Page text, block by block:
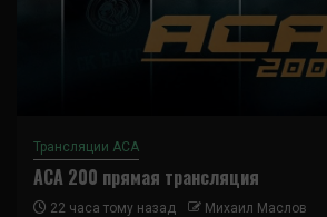
Трансляции ACA
ACA 200 прямая трансляция
22 часа тому назад Михаил Маслов